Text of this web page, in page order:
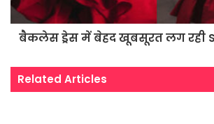
बैकलेस ड्रेस में ​बेहद खूबसूरत लग रही
Related Articles